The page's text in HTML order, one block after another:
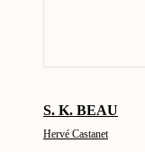
S. K. BEAU
Hervé Castanet